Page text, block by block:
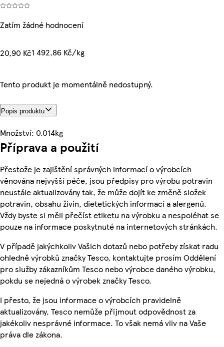
Zatím žádné hodnocení
20,90 Kč1 492,86 Kč/kg
Tento produkt je momentálně nedostupný.
Popis produktu
Množství: 0.014kg
Příprava a použití
Přestože je zajištění správných informací o výrobcích
věnována nejvyšší péče, jsou předpisy pro výrobu potravin
neustále aktualizovány tak, že může dojít ke změně složek
potravin, obsahu živin, dietetických informací a alergenů.
Vždy byste si měli přečíst etiketu na výrobku a nespoléhat se
pouze na informace poskytnuté na internetových stránkách.
V případě jakýchkoliv Vašich dotazů nebo potřeby získat radu
ohledně výrobků značky Tesco, kontaktujte prosím Oddělení
pro služby zákazníkům Tesco nebo výrobce daného výrobku,
pokdu se nejedná o výrobek značky Tesco.
I přesto, že jsou informace o výrobcích pravidelně
aktualizovány, Tesco nemůže přijmout odpovědnost za
jakékoliv nesprávné informace. To však nemá vliv na Vaše
práva dle zákona.